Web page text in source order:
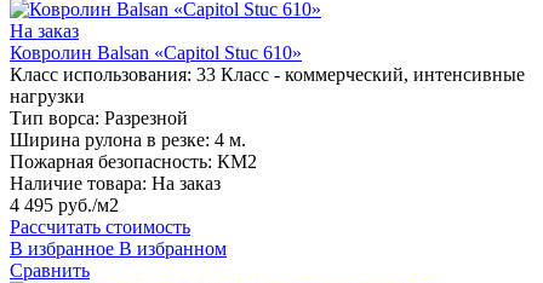
На заказ
Ковролин Balsan «Capitol Stuc 610»
Класс использования: 33 Класс - коммерческий, интенсивные
нагрузки
Тип ворса: Разрезной
Ширина рулона в резке: 4 м.
Пожарная безопасность: КМ2
Наличие товара: На заказ
4 495 руб./м2
Рассчитать стоимость
В избранное В избранном
Сравнить